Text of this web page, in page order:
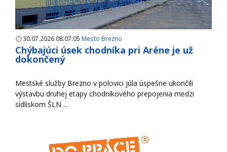
30.07.2026 08:07:05 Mesto Brezno
Chýbajúci úsek chodníka pri Aréne je už
dokončený
Mestské služby Brezno v polovici júla úspešne ukončili
výstavbu druhej etapy chodníkového prepojenia medzi
sídliskom ŠLN ...